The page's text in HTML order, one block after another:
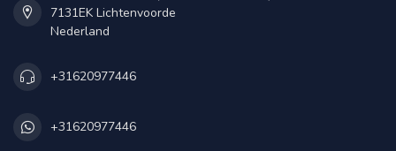
7131EK Lichtenvoorde
Nederland
+31620977446
+31620977446